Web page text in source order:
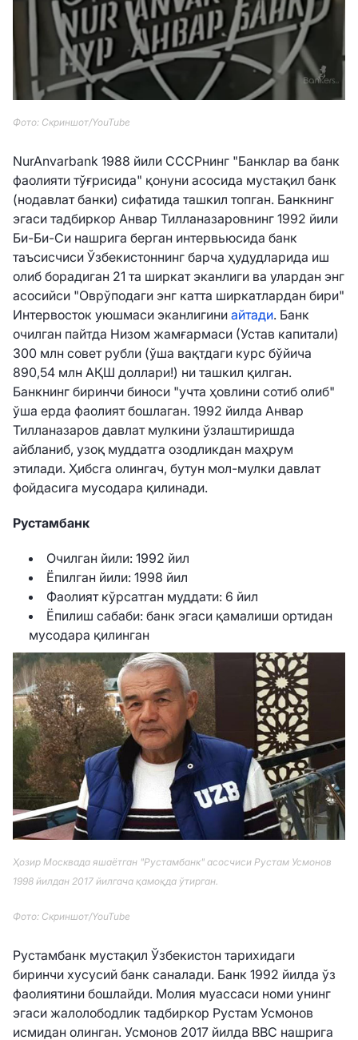
Фото: Скриншот/YouTube
NurAnvarbank 1988 йили СССРнинг "Банклар ва банк
фаолияти тўғрисида" қонуни асосида мустақил банк
(нодавлат банки) сифатида ташкил топган. Банкнинг
эгаси тадбиркор Анвар Тилланазаровнинг 1992 йили
Би-Би-Си нашрига берган интервьюсида банк
таъсисчиси Ўзбекистоннинг барча ҳудудларида иш
олиб борадиган 21 та ширкат эканлиги ва улардан энг
асосийси "Оврўподаги энг катта ширкатлардан бири"
Интервосток уюшмаси эканлигини айтади. Банк
очилган пайтда Низом жамғармаси (Устав капитали)
300 млн совет рубли (ўша вақтдаги курс бўйича
890,54 млн АҚШ доллари!) ни ташкил қилган.
Банкнинг биринчи биноси "учта ҳовлини сотиб олиб"
ўша ерда фаолият бошлаган. 1992 йилда Анвар
Тилланазаров давлат мулкини ўзлаштиришда
айбланиб, узоқ муддатга озодликдан маҳрум
этилади. Ҳибсга олингач, бутун мол-мулки давлат
фойдасига мусодара қилинади.
Рустамбанк
Очилган йили: 1992 йил
Ёпилган йили: 1998 йил
Фаолият кўрсатган муддати: 6 йил
Ёпилиш сабаби: банк эгаси қамалиши ортидан
мусодара қилинган
Ҳозир Москвада яшаётган "Рустамбанк" асосчиси Рустам Усмонов
1998 йилдан 2017 йилгача қамоқда ўтирган.
Фото: Скриншот/YouTube
Рустамбанк мустақил Ўзбекистон тарихидаги
биринчи хусусий банк саналади. Банк 1992 йилда ўз
фаолиятини бошлайди. Молия муассаси номи унинг
эгаси жалолободлик тадбиркор Рустам Усмонов
исмидан олинган. Усмонов 2017 йилда BBC нашрига